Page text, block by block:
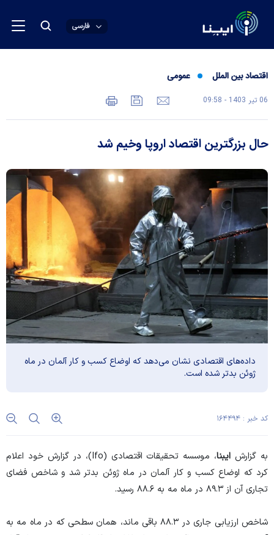
فارسی
اقتصاد بین الملل عمومی
06 تير 1403 - 09:58
حال بزرگترین اقتصاد اروپا وخیم شد
داده‌های اقتصادی نشان می‌دهد که اوضاع کسب و کار آلمان در ماه
ژوئن بدتر شده است.
کد خبر : ۱۶۴۴۹۴
به گزارش ایبنا
، موسسه تحقیقات اقتصادی (Ifo)، در گزارش خود اعلام
کرد که اوضاع کسب و کار آلمان در ماه ژوئن بدتر شد و شاخص فضای
تجاری آن از ۸۹.۳ در ماه مه به ۸۸.۶ رسید.
شاخص ارزیابی جاری در ۸۸.۳ باقی ماند، همان سطحی که در ماه مه به